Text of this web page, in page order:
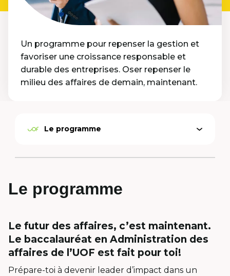
Un programme pour repenser la gestion et
favoriser une croissance responsable et
durable des entreprises. Oser repenser le
milieu des affaires de demain, maintenant.
Ouvrir
OptionLe programme
Le programme
Le futur des affaires, c’est maintenant.
Le baccalauréat en Administration des
affaires de l’UOF est fait pour toi!
Prépare-toi à devenir leader d’impact dans un